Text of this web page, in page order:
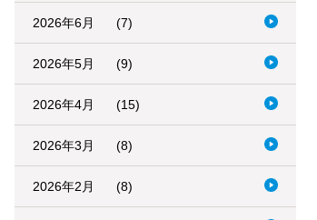
2026年6月 (7)
2026年5月 (9)
2026年4月 (15)
2026年3月 (8)
2026年2月 (8)